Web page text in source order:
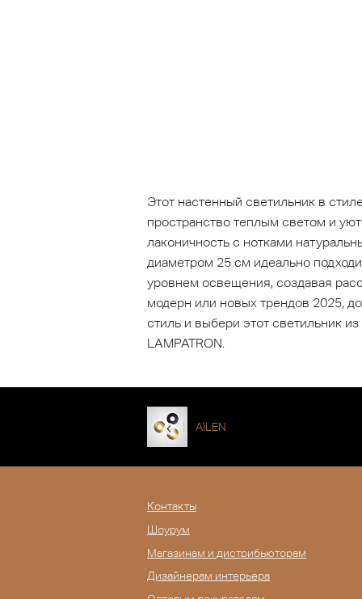
Этот настенный светильник в
пространство теплым светом и
лаконичность с нотками
диаметром 25 см идеально
уровнем освещения, создавая
модерн или новых трендов 2025,
стиль и выбери этот светильник
LAMPATRON.
AILEN
Контакты
Шоурум
Магазинам и дистрибьюторам
Дизайнерам интерьера